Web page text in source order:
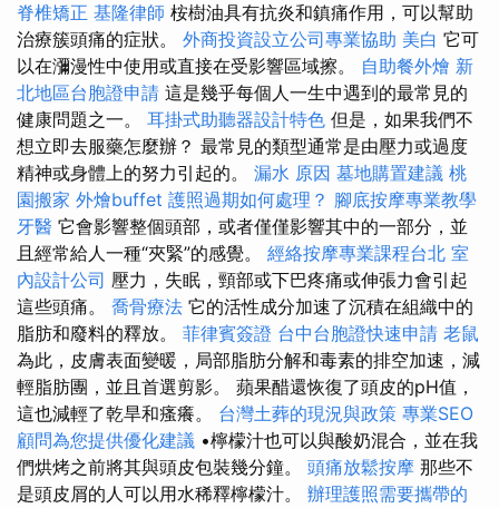
脊椎矯正 基隆律師 桉樹油具有抗炎和鎮痛作用，可以幫助
治療簇頭痛的症狀。 外商投資設立公司專業協助 美白 它可
以在瀰漫性中使用或直接在受影響區域擦。 自助餐外燴 新
北地區台胞證申請 這是幾乎每個人一生中遇到的最常見的
健康問題之一。 耳掛式助聽器設計特色 但是，如果我們不
想立即去服藥怎麼辦？ 最常見的類型通常是由壓力或過度
精神或身體上的努力引起的。 漏水 原因 墓地購置建議 桃
園搬家 外燴buffet 護照過期如何處理？ 腳底按摩專業教學
牙醫 它會影響整個頭部，或者僅僅影響其中的一部分，並
且經常給人一種“夾緊”的感覺。 經絡按摩專業課程台北 室
內設計公司 壓力，失眠，頸部或下巴疼痛或伸張力會引起
這些頭痛。 喬骨療法 它的活性成分加速了沉積在組織中的
脂肪和廢料的釋放。 菲律賓簽證 台中台胞證快速申請 老鼠
為此，皮膚表面變暖，局部脂肪分解和毒素的排空加速，減
輕脂肪團，並且首選剪影。 蘋果醋還恢復了頭皮的pH值，
這也減輕了乾旱和瘙癢。 台灣土葬的現況與政策 專業SEO
顧問為您提供優化建議 •檸檬汁也可以與酸奶混合，並在我
們烘烤之前將其與頭皮包裝幾分鐘。 頭痛放鬆按摩 那些不
是頭皮屑的人可以用水稀釋檸檬汁。 辦理護照需要攜帶的